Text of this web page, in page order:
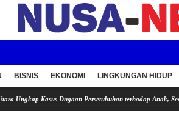
BISNIS EKONOMI LINGKUNGAN HIDUP
Dugaan Persetubuhan terhadap Anak, Seorang Pria